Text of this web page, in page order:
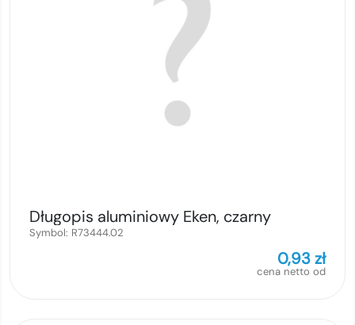
Długopis aluminiowy Eken, czarny
Symbol: R73444.02
0,93zł
cena netto od